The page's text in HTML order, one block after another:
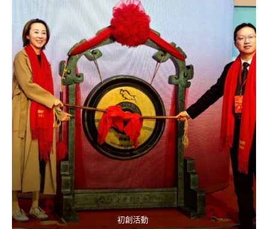
初創活動